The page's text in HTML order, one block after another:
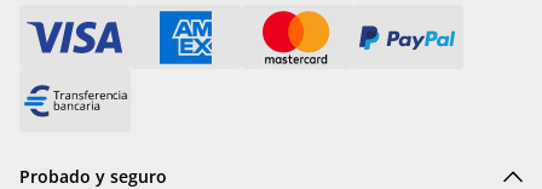
Probado y seguro